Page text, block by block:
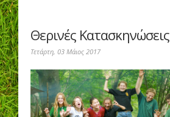
Θερινές Κατασκηνώσεις
Τετάρτη, 03 Μάιος 2017